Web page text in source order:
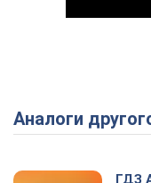
Аналоги
ГДЗ